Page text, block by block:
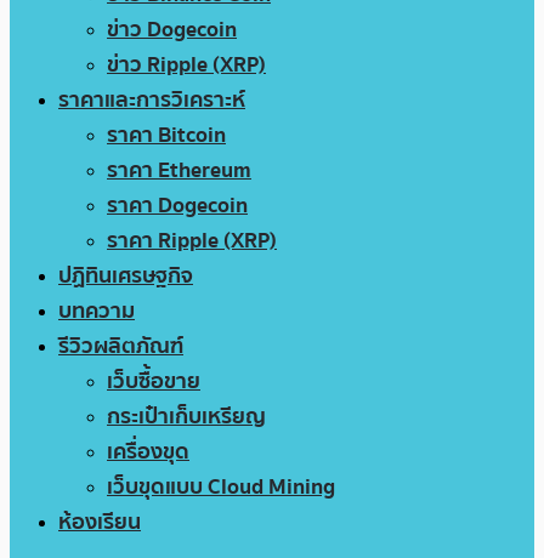
ข่าว Dogecoin
ข่าว Ripple (XRP)
ราคาและการวิเคราะห์
ราคา Bitcoin
ราคา Ethereum
ราคา Dogecoin
ราคา Ripple (XRP)
ปฏิทินเศรษฐกิจ
บทความ
รีวิวผลิตภัณฑ์
เว็บซื้อขาย
กระเป๋าเก็บเหรียญ
เครื่องขุด
เว็บขุดแบบ Cloud Mining
ห้องเรียน